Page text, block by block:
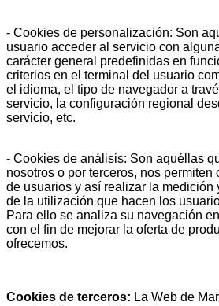
- Cookies de personalización: Son
usuario acceder al servicio con
carácter general predefinidas en
criterios en el terminal del usuario
el idioma, el tipo de navegador a
servicio, la configuración regional
servicio, etc.
- Cookies de análisis: Son aquéllas
nosotros o por terceros, nos permiten
de usuarios y así realizar la medición
de la utilización que hacen los
Para ello se analiza su navegación
con el fin de mejorar la oferta de
ofrecemos.
Cookies de terceros: La Web de